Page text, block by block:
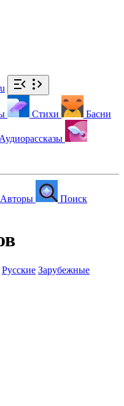
Стихи Басни
Аудиорассказы
Авторы
Поиск
Русские Зарубежные